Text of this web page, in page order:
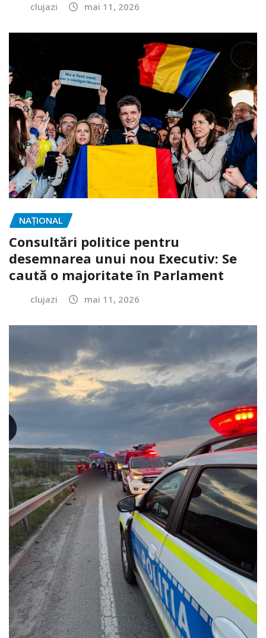
clujazi mai 11, 2026
NAŢIONAL
Consultări politice pentru
desemnarea unui nou Executiv: Se
caută o majoritate în Parlament
clujazi mai 11, 2026